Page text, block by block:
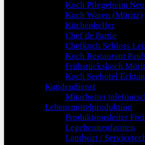
Koch Pflegeheim
Koch Waren (Müritz)
Küchenhelfer
Chef de Partie
Chefkoch Schloss
Koch Restaurant
Frühstückskoch
Koch Seehotel
Kundendienst
Mitarbeiter
Lebensmittelproduktion
Produktionsleiter
Legehennenfarmen
Landwirt /